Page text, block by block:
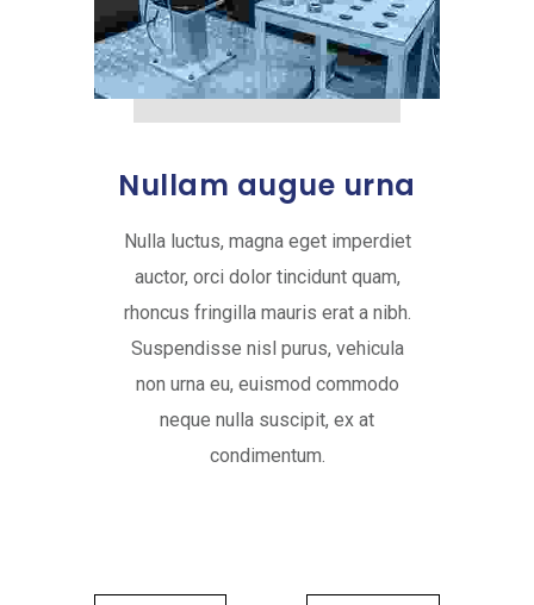
Nullam augue urna
Nulla luctus, magna eget imperdiet
auctor, orci dolor tincidunt quam,
rhoncus fringilla mauris erat a nibh.
Suspendisse nisl purus, vehicula
non urna eu, euismod commodo
neque nulla suscipit, ex at
condimentum.